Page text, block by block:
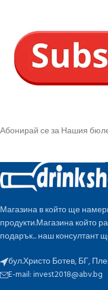
Абонирай се за Нашия
Магазина в който ще
продукти.Магазина който
подарък... наш
бул.Христо Ботев, БГ,
E-mail:invest2018@abv.bg